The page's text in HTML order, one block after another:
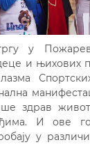
у
и њихових
здрав
И ове
у